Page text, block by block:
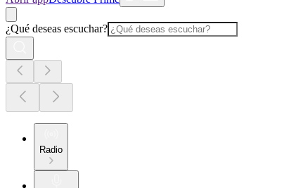
¿Qué deseas escuchar?
Radio